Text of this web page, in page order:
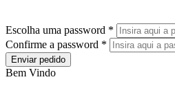
Escolha uma password *
Confirme a password *
Enviar pedido
Bem Vindo